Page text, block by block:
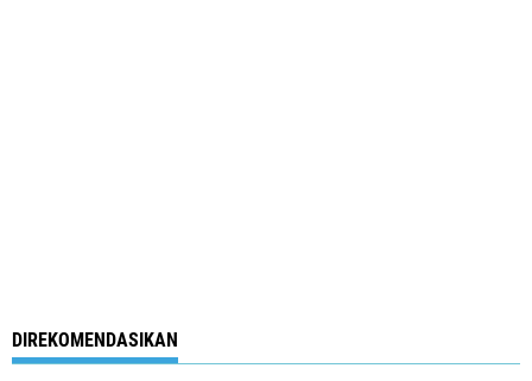
DIREKOMENDASIKAN